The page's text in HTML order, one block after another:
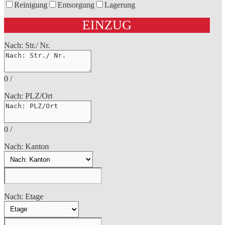
Reinigung
Entsorgung Lagerung
EINZUG
Nach: Str./ Nr.
0 /
Nach: PLZ/Ort
0 /
Nach: Kanton
Nach: Etage